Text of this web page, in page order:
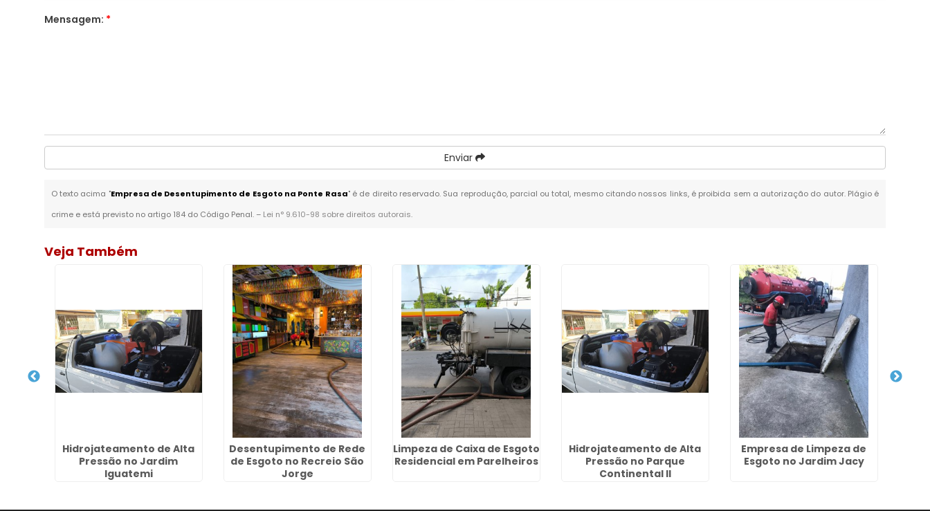
Mensagem: *
Enviar
O texto acima "Empresa de Desentupimento de Esgoto na Ponte Rasa" é de direito reservado. Sua reprodução, parcial ou total, mesmo citando nossos links, é proibida sem a autorização do autor. Plágio é
crime e está previsto no artigo 184 do Código Penal. – Lei n° 9.610-98 sobre direitos autorais.
Veja Também
Hidrojateamento de Alta
Pressão no Jardim
Iguatemi
Desentupimento de Rede
de Esgoto no Recreio São
Jorge
Limpeza de Caixa de Esgoto
Residencial em Parelheiros
Hidrojateamento de Alta
Pressão no Parque
Continental II
Empresa de Limpeza de
Esgoto no Jardim Jacy